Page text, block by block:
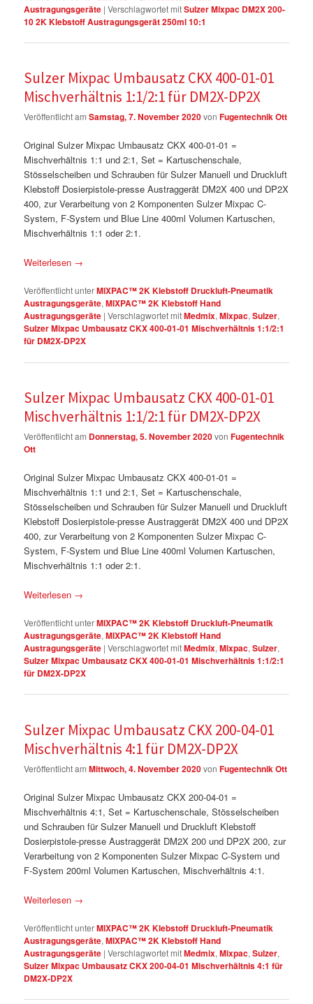
Austragungsgeräte |Verschlagwortet mitSulzer Mixpac DM2X 200-
10 2K Klebstoff Austragungsgerät 250ml 10:1
Sulzer Mixpac Umbausatz CKX 400-01-01
Mischverhältnis 1:1/2:1 für DM2X-DP2X
Veröffentlicht amSamstag, 7. November 2020vonFugentechnik Ott
Original Sulzer Mixpac Umbausatz CKX 400-01-01 =
Mischverhältnis 1:1 und 2:1, Set = Kartuschenschale,
Stösselscheiben und Schrauben für Sulzer Manuell und Druckluft
Klebstoff Dosierpistole-presse Austraggerät DM2X 400 und DP2X
400, zur Verarbeitung von 2 Komponenten Sulzer Mixpac C-
System, F-System und Blue Line 400ml Volumen Kartuschen,
Mischverhältnis 1:1 oder 2:1.
Weiterlesen →
Veröffentlicht unterMIXPAC™ 2K Klebstoff Druckluft-Pneumatik
Austragungsgeräte,MIXPAC™ 2K Klebstoff Hand
Austragungsgeräte |Verschlagwortet mitMedmix,Mixpac,Sulzer,
Sulzer Mixpac Umbausatz CKX 400-01-01 Mischverhältnis 1:1/2:1
für DM2X-DP2X
Sulzer Mixpac Umbausatz CKX 400-01-01
Mischverhältnis 1:1/2:1 für DM2X-DP2X
Veröffentlicht am Donnerstag, 5. November 2020vonFugentechnik
Ott
Original Sulzer Mixpac Umbausatz CKX 400-01-01 =
Mischverhältnis 1:1 und 2:1, Set = Kartuschenschale,
Stösselscheiben und Schrauben für Sulzer Manuell und Druckluft
Klebstoff Dosierpistole-presse Austraggerät DM2X 400 und DP2X
400, zur Verarbeitung von 2 Komponenten Sulzer Mixpac C-
System, F-System und Blue Line 400ml Volumen Kartuschen,
Mischverhältnis 1:1 oder 2:1.
Weiterlesen →
Veröffentlicht unterMIXPAC™ 2K Klebstoff Druckluft-Pneumatik
Austragungsgeräte,MIXPAC™ 2K Klebstoff Hand
Austragungsgeräte |Verschlagwortet mitMedmix,Mixpac,Sulzer,
Sulzer Mixpac Umbausatz CKX 400-01-01 Mischverhältnis 1:1/2:1
für DM2X-DP2X
Sulzer Mixpac Umbausatz CKX 200-04-01
Mischverhältnis 4:1 für DM2X-DP2X
Veröffentlicht amMittwoch, 4. November 2020vonFugentechnik Ott
Original Sulzer Mixpac Umbausatz CKX 200-04-01 =
Mischverhältnis 4:1, Set = Kartuschenschale, Stösselscheiben
und Schrauben für Sulzer Manuell und Druckluft Klebstoff
Dosierpistole-presse Austraggerät DM2X 200 und DP2X 200, zur
Verarbeitung von 2 Komponenten Sulzer Mixpac C-System und
F-System 200ml Volumen Kartuschen, Mischverhältnis 4:1.
Weiterlesen →
Veröffentlicht unterMIXPAC™ 2K Klebstoff Druckluft-Pneumatik
Austragungsgeräte,MIXPAC™ 2K Klebstoff Hand
Austragungsgeräte |Verschlagwortet mitMedmix,Mixpac,Sulzer,
Sulzer Mixpac Umbausatz CKX 200-04-01 Mischverhältnis 4:1 für
DM2X-DP2X